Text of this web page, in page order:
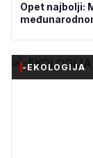
Opet najbolji:
-EKOLOGIJA